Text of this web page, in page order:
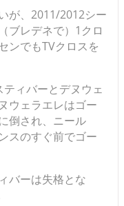
が、2011/2012シー
ブレデネで）1クロ
ンでもTVクロスを
ィバーとデヌウェ
ウェラエレはゴー
倒され、ニール
スのすぐ前でゴー
バーは失格とな